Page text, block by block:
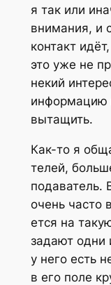
я так или
вни­ма­ния, и
кон­такт
это уже не
некий
инфор­ма­цию
вытащить.
Как-то я
те­лей,
по­да­ва­тель.
очень
ет­ся на
зада­ют одни
у него есть
в его поле